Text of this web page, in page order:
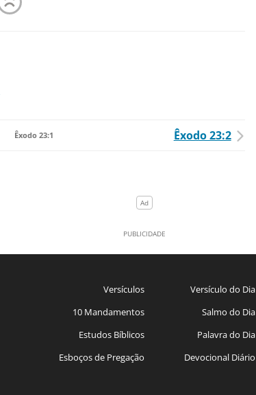
Êxodo 23:1 Êxodo 23:2
Versículos
10 Mandamentos
Estudos Bíblicos
Esboços de Pregação
Versículo do Dia
Salmo do Dia
Palavra do Dia
Devocional Diário